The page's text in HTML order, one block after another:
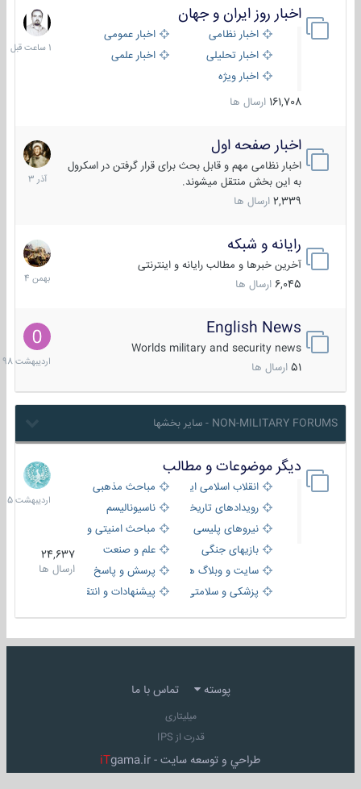
اخبار روز ایران و جهان
اخبار نظامی
اخبار عمومی
اخبار تحلیلی
اخبار علمی
اخبار ویژه
161,708 ارسال ها
1
ساعت
قبل
اخبار صفحه اول
اخبار نظامی مهم و قابل بحث برای قرار گرفتن در اسکرول
به این بخش منتقل میشوند.
2,339 ارسال ها
7
آذر
1403
رایانه و شبکه
آخرین خبرها و مطالب رایانه و اینترنتی
6,045 ارسال ها
30
بهمن
1404
English News
Worlds military and security news
51 ارسال ها
10
1398
NON-MILITARY FORUMS - سایر بخشها
دیگر موضوعات و مطالب
انقلاب اسلامی ایران
مباحث مذهبی
رویدادهای تاریخی و مذهبیناسیونالیسم
نیروهای پلیسی
مباحث امنیتی و اطلاعاتی
بازیهای جنگی
علم و صنعت
سایت و وبلاگ ها
پرسش و پاسخ
پزشکی و سلامتی
پیشنهادات و انتقادات
24,637
ارسال ها
8
1405
پوسته تماس با ما
میلیتاری
قدرت از IPS
طراحي و توسعه سايت - iTgama.ir